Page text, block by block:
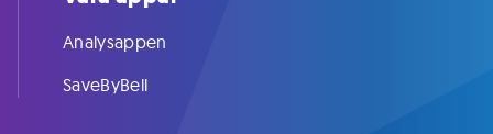
Analysappen
SaveByBell